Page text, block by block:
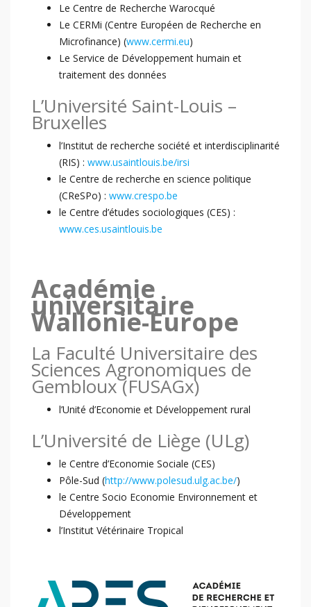
Le Centre de Recherche Warocqué
Le CERMi (Centre Européen de Recherche en
Microfinance) (www.cermi.eu)
Le Service de Développement humain et
traitement des données
L’Université Saint-Louis –
Bruxelles
l’Institut de recherche société et interdisciplinarité
(RIS) : www.usaintlouis.be/irsi
le Centre de recherche en science politique
(CReSPo) : www.crespo.be
le Centre d’études sociologiques (CES) :
www.ces.usaintlouis.be
Académie
universitaire
Wallonie-Europe
La Faculté Universitaire des
Sciences Agronomiques de
Gembloux (FUSAGx)
l’Unité d’Economie et Développement rural
L’Université de Liège (ULg)
le Centre d’Economie Sociale (CES)
Pôle-Sud (http://www.polesud.ulg.ac.be/)
le Centre Socio Economie Environnement et
Développement
l’Institut Vétérinaire Tropical